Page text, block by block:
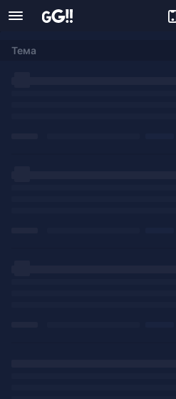
Тема